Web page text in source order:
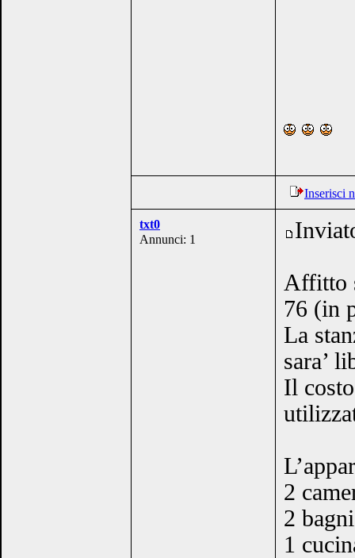
Inserisci
txt0
Annunci: 1
Affitto
76 (in
La
sara’
Il
2
2 bagni
1